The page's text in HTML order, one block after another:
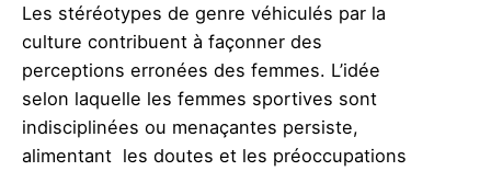
Les stéréotypes de genre véhiculés par la
culture contribuent à façonner des
perceptions erronées des femmes. L’idée
selon laquelle les femmes sportives sont
indisciplinées ou menaçantes persiste,
alimentant les doutes et les préoccupations